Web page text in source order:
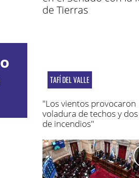
de Tierras
TAFÍ DEL VALLE
"Los vientos provocaron
voladura de techos y
de incendios"